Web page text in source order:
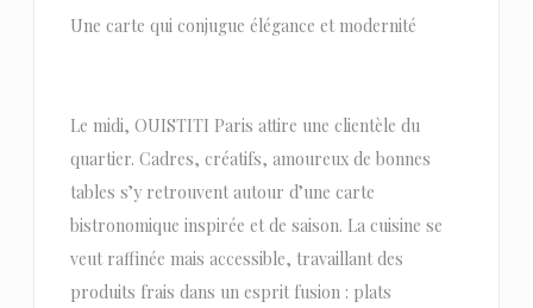
Une carte qui conjugue élégance et modernité
Le midi, OUISTITI Paris attire une clientèle du
quartier. Cadres, créatifs, amoureux de bonnes
tables s’y retrouvent autour d’une carte
bistronomique inspirée et de saison. La cuisine se
veut raffinée mais accessible, travaillant des
produits frais dans un esprit fusion : plats